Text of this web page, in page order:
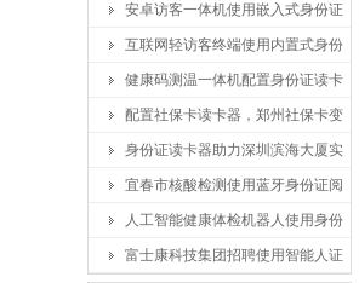
安卓访客一体机使用嵌入式身份证
互联网轻访客终端使用内置式身份
健康码测温一体机配置身份证读卡
配置社保卡读卡器，郑州社保卡变
身份证读卡器助力深圳滨海大厦实
宜春市核酸检测使用蓝牙身份证阅
人工智能健康体检机器人使用身份
富士康科技集团招聘使用智能人证